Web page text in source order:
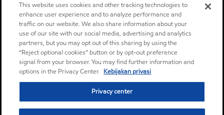
This website uses cookies and other tracking technologies to
enhance user experience and to analyze performance and
traffic on our website. We also share information about your
use of our site with our social media, advertising and analytics
partners, but you may opt out of this sharing by using the
“Reject optional cookies” button or by opt-out preference
signal from your browser. You may find further information and
options in the Privacy Center. Kebijakan privasi
Privacy center